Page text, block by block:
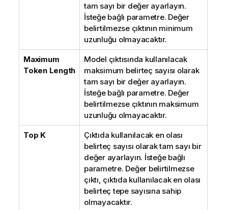
tam sayı bir değer ayarlayın.
İsteğe bağlı parametre. Değer
belirtilmezse çıktının minimum
uzunluğu olmayacaktır.
Maximum
Token Length
Model çıktısında kullanılacak
maksimum belirteç sayısı olarak
tam sayı bir değer ayarlayın.
İsteğe bağlı parametre. Değer
belirtilmezse çıktının maksimum
uzunluğu olmayacaktır.
Top K
Çıktıda kullanılacak en olası
belirteç sayısı olarak tam sayı bir
değer ayarlayın. İsteğe bağlı
parametre. Değer belirtilmezse
çıktı, çıktıda kullanılacak en olası
belirteç tepe sayısına sahip
olmayacaktır.